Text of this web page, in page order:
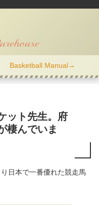
Basketball Manual→
ット先生。府
棲んでいま
日本で一番優れた競走馬